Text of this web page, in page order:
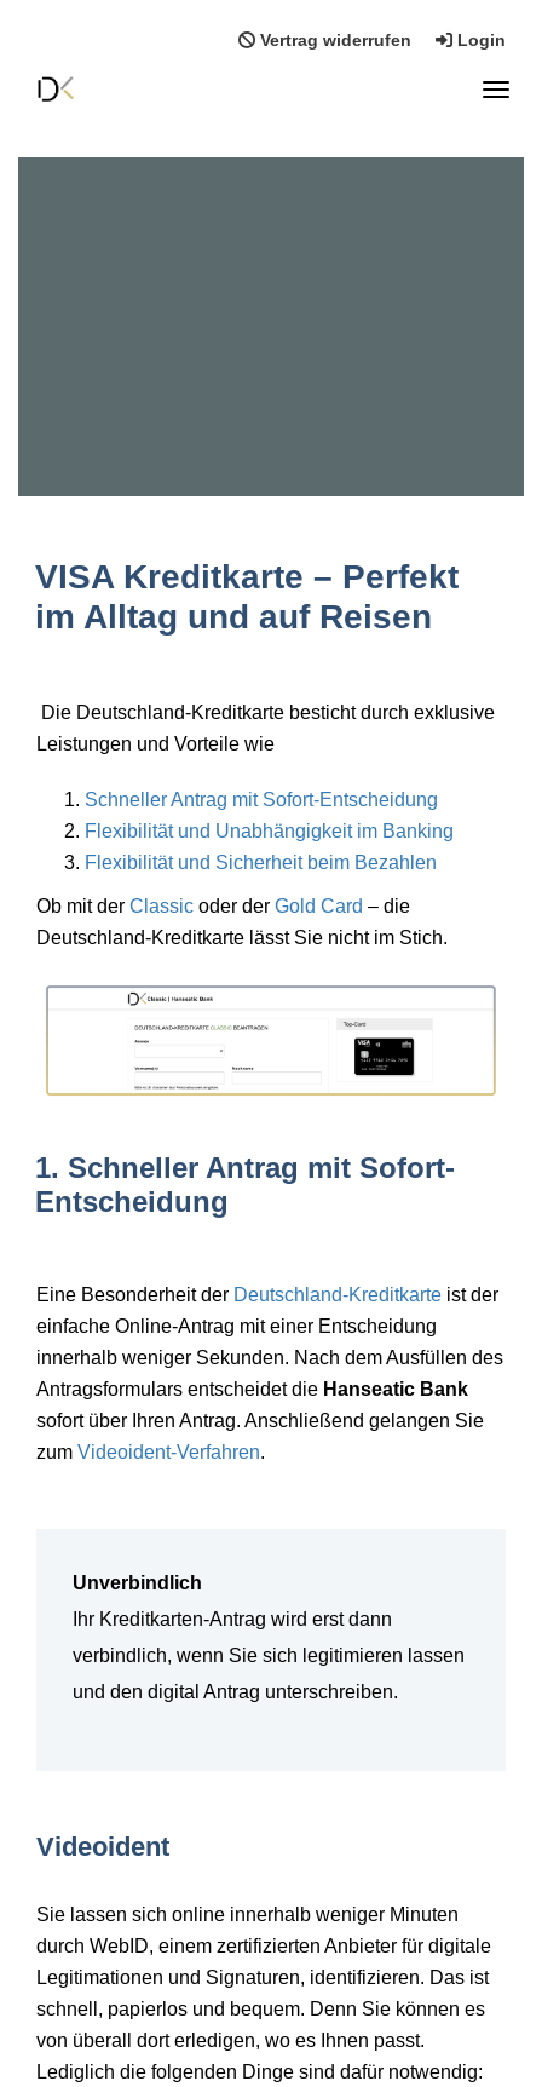
Vertrag widerrufen Login
VISA Kreditkarte – Perfekt
im Alltag und auf Reisen
Die Deutschland-Kreditkarte besticht durch exklusive
Leistungen und Vorteile wie
Schneller Antrag mit Sofort-Entscheidung
Flexibilität und Unabhängigkeit im Banking
Flexibilität und Sicherheit beim Bezahlen
Ob mit der Classic oder der Gold Card – die
Deutschland-Kreditkarte lässt Sie nicht im Stich.
1. Schneller Antrag mit Sofort-
Entscheidung
Eine Besonderheit der Deutschland-Kreditkarte ist der
einfache Online-Antrag mit einer Entscheidung
innerhalb weniger Sekunden. Nach dem Ausfüllen des
Antragsformulars entscheidet die Hanseatic Bank
sofort über Ihren Antrag. Anschließend gelangen Sie
zum Videoident-Verfahren.
Unverbindlich
Ihr Kreditkarten-Antrag wird erst dann
verbindlich, wenn Sie sich legitimieren lassen
und den digital Antrag unterschreiben.
Videoident
Sie lassen sich online innerhalb weniger Minuten
durch WebID, einem zertifizierten Anbieter für digitale
Legitimationen und Signaturen, identifizieren. Das ist
schnell, papierlos und bequem. Denn Sie können es
von überall dort erledigen, wo es Ihnen passt.
Lediglich die folgenden Dinge sind dafür notwendig: